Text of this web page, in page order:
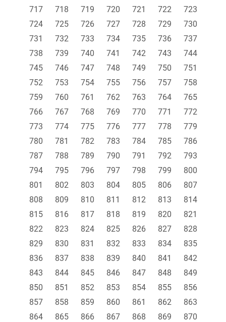
717
718 719 720 721 722
723
724
725 726 727 728 729
730
731
732 733 734 735 736
737
738
739 740 741 742 743
744
745
746 747 748 749 750
751
752
753 754 755 756 757
758
759
760 761 762 763 764
765
766
767 768 769 770 771
772
773
774 775 776 777 778
779
780
781 782 783 784 785
786
787
788 789 790 791 792
793
794
795 796 797 798 799
800
801
802 803 804 805 806
807
808
809 810 811 812 813
814
815
816 817 818 819 820
821
822
823 824 825 826 827
828
829
830 831 832 833 834
835
836
837 838 839 840 841
842
843
844 845 846 847 848
849
850
851 852 853 854 855
856
857
858 859 860 861 862
863
864
865 866 867 868 869
870